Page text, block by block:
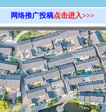
网络推广投稿点击进入>>>